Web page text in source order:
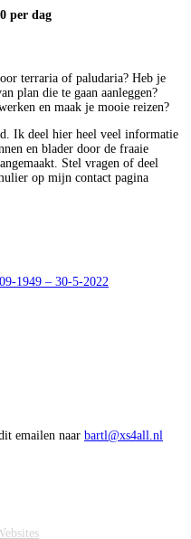
per dag
terraria of paludaria? Heb je
plan die te gaan aanleggen?
en maak je mooie reizen?
Ik deel hier heel veel informatie
en blader door de fraaie
Stel vragen of deel
op mijn contact pagina
1949 – 30-5-2022
emailen naar bartl@xs4all.nl